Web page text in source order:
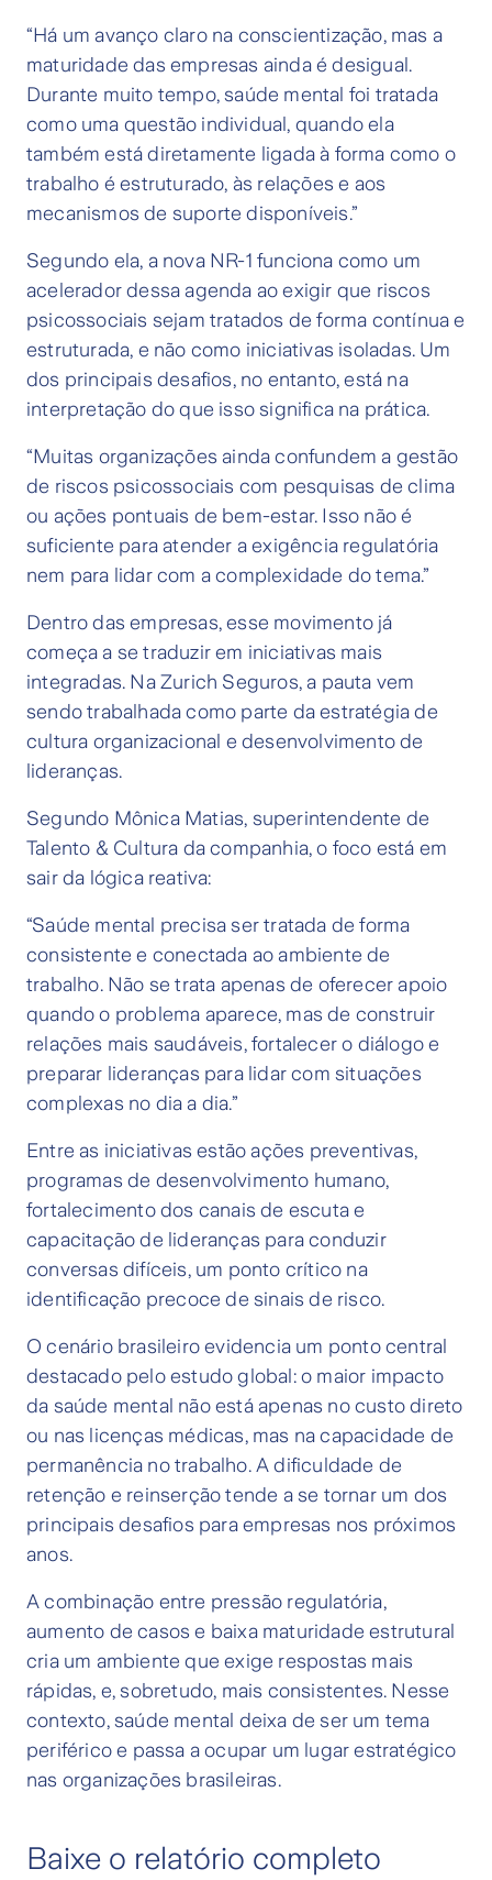
“Há um avanço claro na conscientização, mas a
maturidade das empresas ainda é desigual.
Durante muito tempo, saúde mental foi tratada
como uma questão individual, quando ela
também está diretamente ligada à forma como o
trabalho é estruturado, às relações e aos
mecanismos de suporte disponíveis.”
Segundo ela, a nova NR-1 funciona como um
acelerador dessa agenda ao exigir que riscos
psicossociais sejam tratados de forma contínua e
estruturada, e não como iniciativas isoladas. Um
dos principais desafios, no entanto, está na
interpretação do que isso significa na prática.
“Muitas organizações ainda confundem a gestão
de riscos psicossociais com pesquisas de clima
ou ações pontuais de bem-estar. Isso não é
suficiente para atender a exigência regulatória
nem para lidar com a complexidade do tema.”
Dentro das empresas, esse movimento já
começa a se traduzir em iniciativas mais
integradas. Na Zurich Seguros, a pauta vem
sendo trabalhada como parte da estratégia de
cultura organizacional e desenvolvimento de
lideranças.
Segundo Mônica Matias, superintendente de
Talento & Cultura da companhia, o foco está em
sair da lógica reativa:
“Saúde mental precisa ser tratada de forma
consistente e conectada ao ambiente de
trabalho. Não se trata apenas de oferecer apoio
quando o problema aparece, mas de construir
relações mais saudáveis, fortalecer o diálogo e
preparar lideranças para lidar com situações
complexas no dia a dia.”
Entre as iniciativas estão ações preventivas,
programas de desenvolvimento humano,
fortalecimento dos canais de escuta e
capacitação de lideranças para conduzir
conversas difíceis, um ponto crítico na
identificação precoce de sinais de risco.
O cenário brasileiro evidencia um ponto central
destacado pelo estudo global: o maior impacto
da saúde mental não está apenas no custo direto
ou nas licenças médicas, mas na capacidade de
permanência no trabalho. A dificuldade de
retenção e reinserção tende a se tornar um dos
principais desafios para empresas nos próximos
anos.
A combinação entre pressão regulatória,
aumento de casos e baixa maturidade estrutural
cria um ambiente que exige respostas mais
rápidas, e, sobretudo, mais consistentes. Nesse
contexto, saúde mental deixa de ser um tema
periférico e passa a ocupar um lugar estratégico
nas organizações brasileiras.
Baixe o relatório completo